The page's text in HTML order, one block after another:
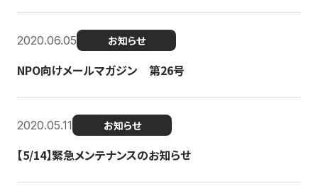
2020.06.05 お知らせ
NPO向けメールマガジン 第26号
2020.05.11 お知らせ
【5/14】緊急メンテナンスのお知らせ